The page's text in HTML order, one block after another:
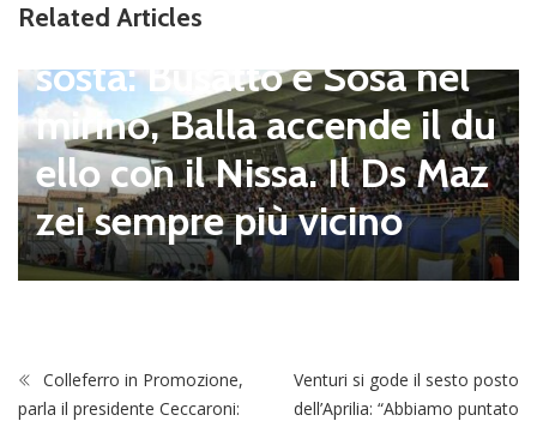
Related Articles
pagnano), mercato senza
sosta: Busatto e Sosa nel
mirino, Balla accende il du
ello con il Nissa. Il Ds Maz
zei sempre più vicino
Colleferro in Promozione,
parla il presidente Ceccaroni:
Venturi si gode il sesto posto
dell’Aprilia: “Abbiamo puntato